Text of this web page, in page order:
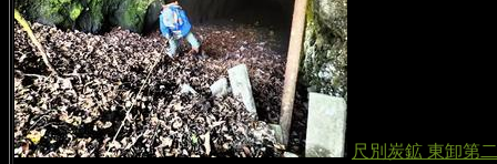
尺別炭鉱 東卸第二